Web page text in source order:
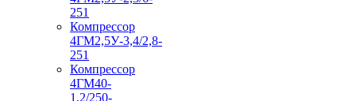
251
Компрессор
4ГМ2,5У-3,4/2,8-
251
Компрессор
4ГМ40-
1,2/250-